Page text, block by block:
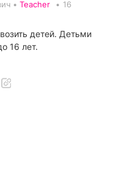
• Teacher • 16
детей. Детьми
16 лет.